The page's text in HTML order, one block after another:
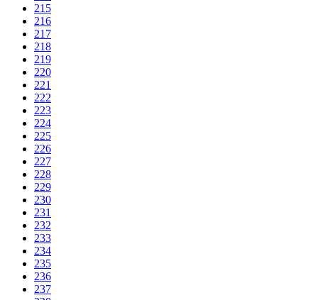
215
216
217
218
219
220
221
222
223
224
225
226
227
228
229
230
231
232
233
234
235
236
237